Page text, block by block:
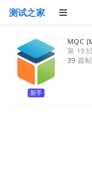
测试之家
新手
MQC
第
39 篇